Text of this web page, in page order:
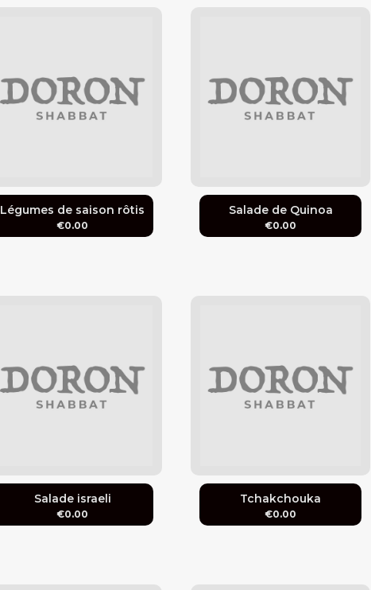
Légumes de saison rôtis
€0.00
Salade de Quinoa
€0.00
Salade israeli
€0.00
Tchakchouka
€0.00